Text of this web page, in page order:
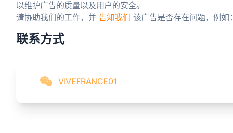
以维护广告的质量以及用户的安全。
请协助我们的工作，并 告知我们 该广告是否存在问题，例如：
联系方式
VIVEFRANCE01